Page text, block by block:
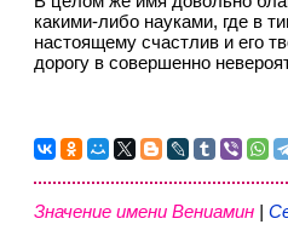
какими-либо науками, где в
настоящему счастлив и его
дорогу в совершенно
Значение имени Вениамин|